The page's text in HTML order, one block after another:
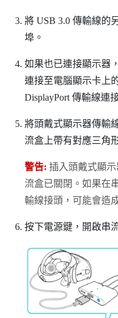
將 USB 3.0 傳輸線的
埠。
如果也已連接顯示器
連接至電腦顯示卡上
DisplayPort傳輸線連
將頭戴式顯示器傳輸
流盒上帶有對應三角
警告: 插入頭戴式顯
流盒已關閉。如果在
輸線接頭，可能會造
按下電源鍵，開啟串